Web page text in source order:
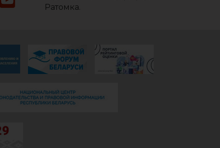
Ратомка.